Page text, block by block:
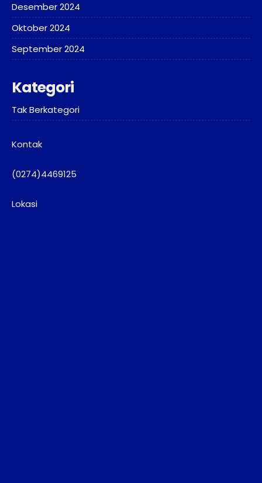
Desember 2024
Oktober 2024
September 2024
Kategori
Tak Berkategori
Kontak
(0274)4469125
Lokasi